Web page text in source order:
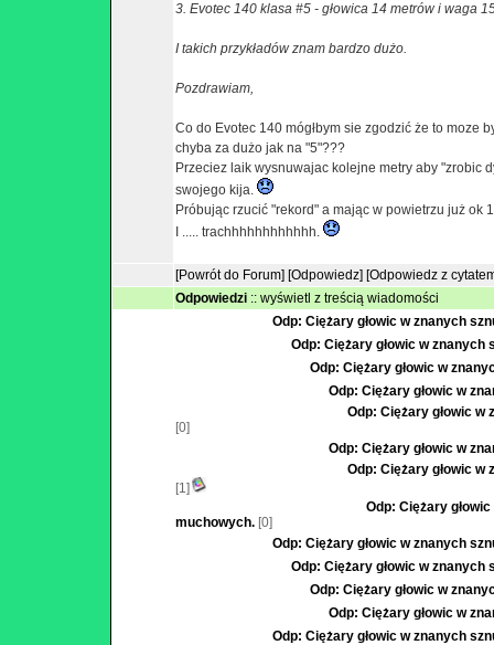
3. Evotec 140 klasa #5 - głowica 14 metrów i waga
I takich przykładów znam bardzo dużo.
Pozdrawiam,
Co do Evotec 140 mógłbym sie zgodzić że to moze
chyba za dużo jak na "5"???
Przeciez laik wysnuwajac kolejne metry aby "zrobic
swojego kija.
Próbując rzucić "rekord" a mając w powietrzu już
I ..... trachhhhhhhhhhhh.
[Powrót do Forum] [Odpowiedz] [Odpowiedz z
Odpowiedzi :: wyświetl z treścią wiadomości
Odp: Ciężary głowic w znanych
Odp: Ciężary głowic w
Odp: Ciężary głowic w
Odp: Ciężary głowic w
Odp: Ciężary głowic
[0]
Odp: Ciężary głowic w
Odp: Ciężary głowic
[1]
Odp: Ciężary
muchowych. [0]
Odp: Ciężary głowic w znanych
Odp: Ciężary głowic w
Odp: Ciężary głowic w
Odp: Ciężary głowic w
Odp: Ciężary głowic w znanych